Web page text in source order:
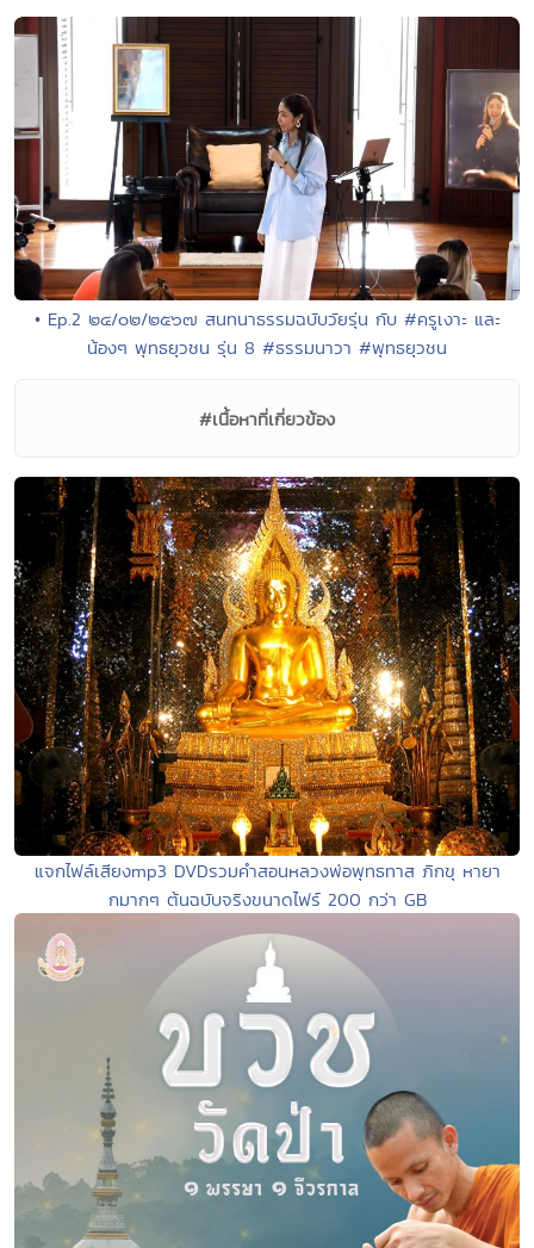
• Ep.2 ๒๔/๐๒/๒๕๖๗ สนทนาธรรมฉบับวัยรุ่น กับ #ครูเงาะ และ
น้องๆ พุทธยุวชน รุ่น 8 #ธรรมนาวา #พุทธยุวชน
#เนื้อหาที่เกี่ยวข้อง
แจกไฟล์เสียงmp3 DVDรวมคำสอนหลวงพ่อพุทธทาส ภิกขุ หายา
กมากๆ ต้นฉบับจริงขนาดไฟร์ 200 กว่า GB